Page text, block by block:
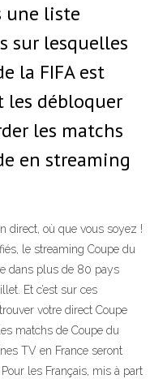
une liste
sur lesquelles
la FIFA est
les débloquer
les matchs
en streaming
direct, où que vous soyez !
le streaming Coupe du
dans plus de 80 pays
Et c’est sur ces
votre direct Coupe
matchs de Coupe du
TV en France seront
les Français, mis à part